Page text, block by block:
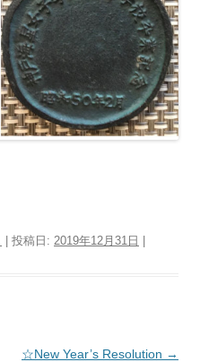
| 投稿日: 2019年12月31日 |
☆New Year’s Resolution →